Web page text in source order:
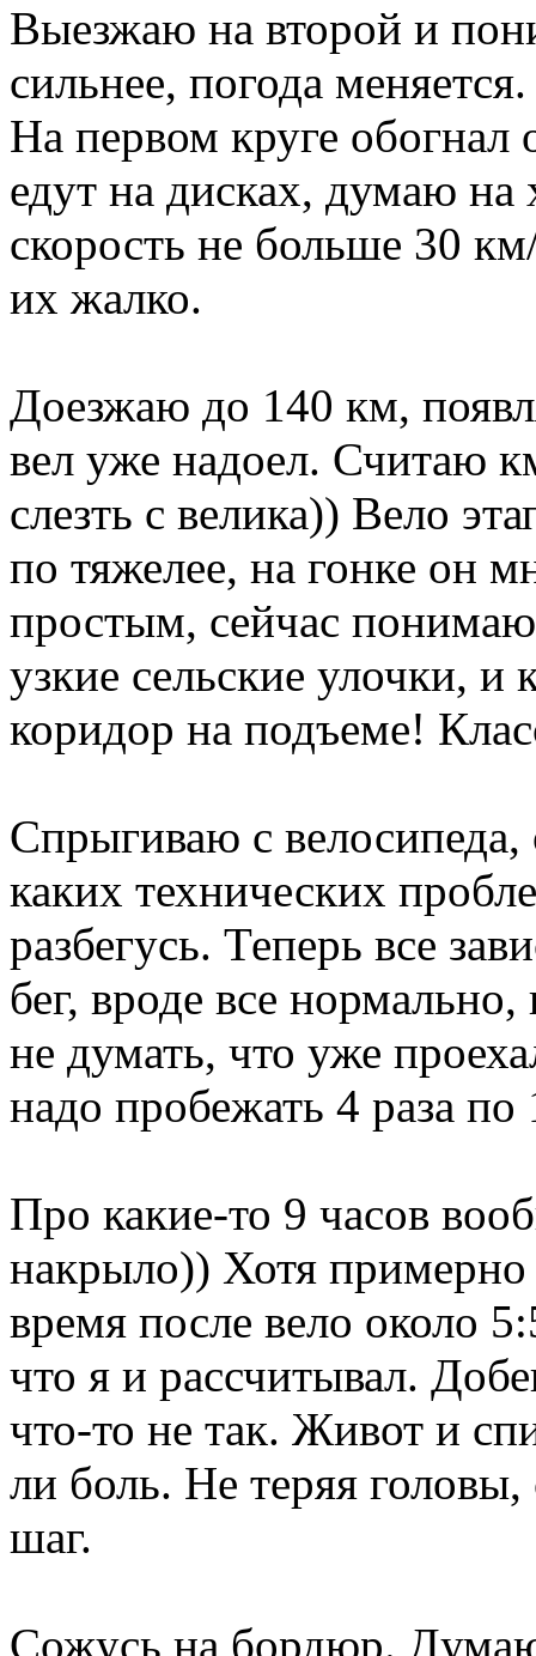
Выезжаю на второй и
сильнее, погода
На первом круге
едут на дисках, думаю
скорость не больше 30
их жалко.
Доезжаю до 140 км,
вел уже надоел. Считаю
слезть с велика)) Вело
по тяжелее, на гонке он
простым, сейчас
узкие сельские улочки,
коридор на подъеме!
Спрыгиваю с велосипеда,
каких технических
разбегусь. Теперь все
бег, вроде все
не думать, что уже
надо пробежать 4 раза
Про какие-то 9 часов
накрыло)) Хотя
время после вело около
что я и рассчитывал.
что-то не так. Живот и
ли боль. Не теряя
шаг.
Сожусь на бордюр.